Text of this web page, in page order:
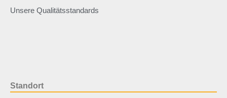
Unsere Qualitätsstandards
Standort